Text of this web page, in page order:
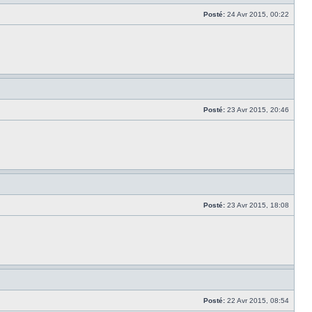
Posté: 24 Avr 2015, 00:22
Posté: 23 Avr 2015, 20:46
Posté: 23 Avr 2015, 18:08
Posté: 22 Avr 2015, 08:54